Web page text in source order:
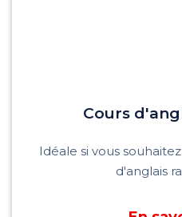
Cours
Idéale si vous
d'anglais